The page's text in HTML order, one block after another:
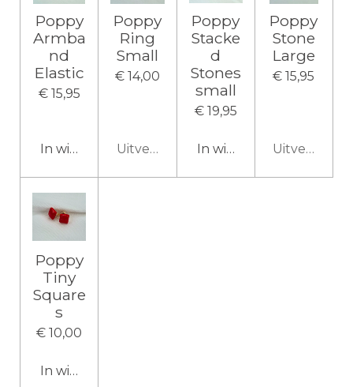
Poppy
Armba
nd
Elastic
€ 15,95
In winkelwagen
Poppy
Ring
Small
€ 14,00
Uitverkocht
Poppy
Stacke
d
Stones
small
€ 19,95
In winkelwagen
Poppy
Stone
Large
€ 15,95
Uitverkocht
Poppy
Tiny
Square
s
€ 10,00
In winkelwagen